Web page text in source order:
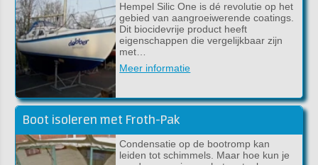
Hempel Silic One is dé revolutie op het
gebied van aangroeiwerende coatings.
Dit biocidevrije product heeft
eigenschappen die vergelijkbaar zijn
met…
Meer informatie
Boot isoleren met Froth-Pak
Condensatie op de bootromp kan
leiden tot schimmels. Maar hoe kun je